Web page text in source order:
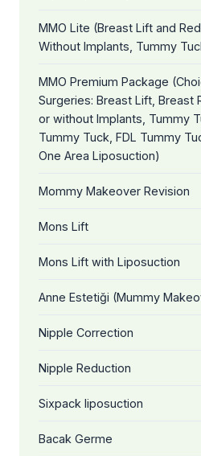
MMO Lite (Breast Lift and
Without Implants, Tummy
MMO Premium Package
Surgeries: Breast Lift, Breast
or without Implants, Tummy
Tummy Tuck, FDL Tummy
One Area Liposuction)
Mommy Makeover Revision
Mons Lift
Mons Lift with Liposuction
Anne Estetiği (Mummy
Nipple Correction
Nipple Reduction
Sixpack liposuction
Bacak Germe